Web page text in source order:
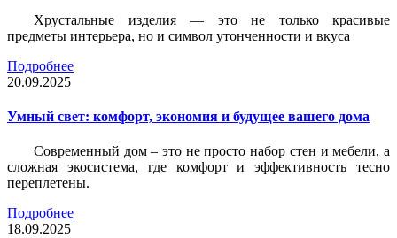
Хрустальные изделия — это не только красивые
предметы интерьера, но и символ утонченности и вкуса
Подробнее
20.09.2025
Умный свет: комфорт, экономия и будущее вашего дома
Современный дом – это не просто набор стен и мебели, а
сложная экосистема, где комфорт и эффективность тесно
переплетены.
Подробнее
18.09.2025